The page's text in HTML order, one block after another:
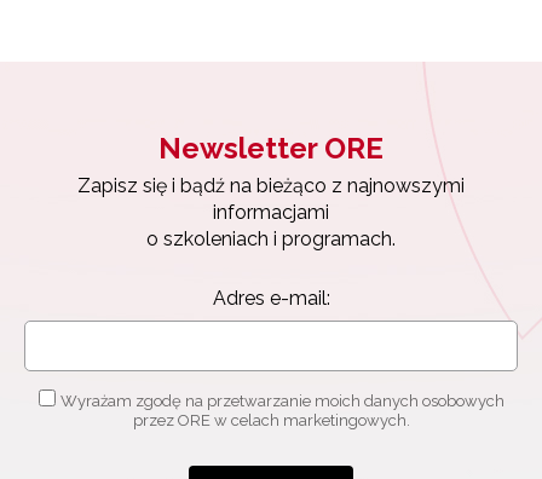
Newsletter ORE
Zapisz się i bądź na bieżąco z najnowszymi
informacjami
o szkoleniach i programach.
Adres e-mail:
Wyrażam zgodę na przetwarzanie moich danych osobowych
przez ORE w celach marketingowych.